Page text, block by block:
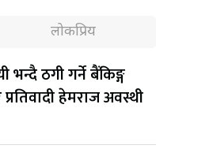
लोकप्रिय
भन्दै ठगी गर्ने बैंकिङ्ग
हेमराज अवस्थी